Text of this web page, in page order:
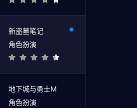
新盗墓笔记
角色扮演
地下城与勇士M
角色扮演